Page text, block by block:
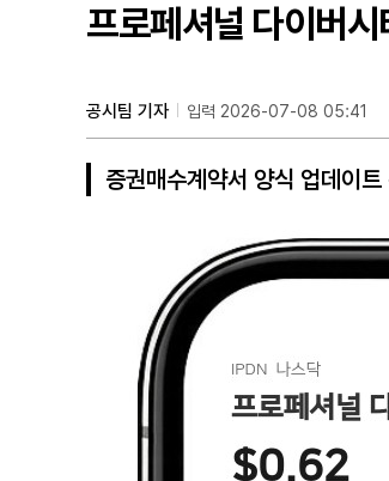
프로페셔널 다이버
공시팀 기자 입력 2026-07-08 05:41
증권매수계약서 양식 업데이